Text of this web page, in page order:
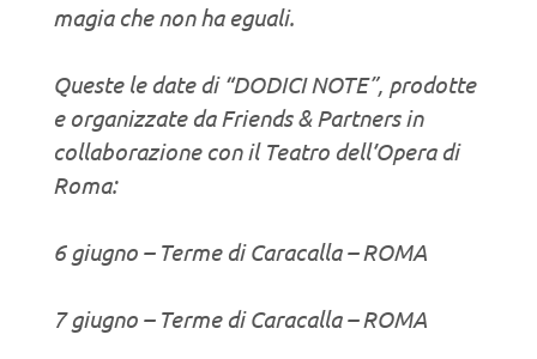
magia che non ha eguali.
Queste le date di “DODICI NOTE”, prodotte
e organizzate da Friends & Partners in
collaborazione con il Teatro dell’Opera di
Roma:
6 giugno – Terme di Caracalla – ROMA
7 giugno – Terme di Caracalla – ROMA